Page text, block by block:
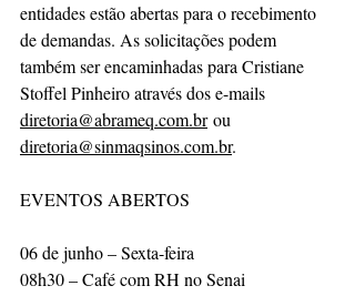
entidades estão abertas para o recebimento
de demandas. As solicitações podem
também ser encaminhadas para Cristiane
Stoffel Pinheiro através dos e-mails
diretoria@abrameq.com.br ou
diretoria@sinmaqsinos.com.br.
EVENTOS ABERTOS
06 de junho – Sexta-feira
08h30 – Café com RH no Senai